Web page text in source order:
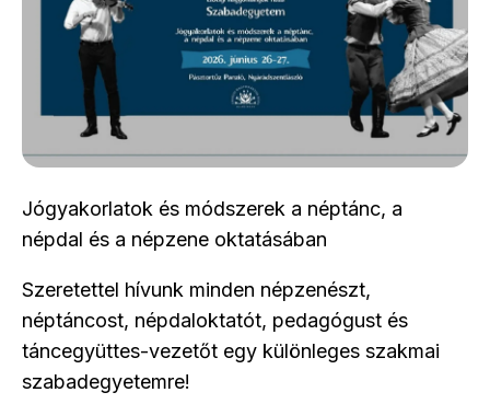
Jógyakorlatok és módszerek a néptánc, a
népdal és a népzene oktatásában
Szeretettel hívunk minden népzenészt,
néptáncost, népdaloktatót, pedagógust és
táncegyüttes-vezetőt egy különleges szakmai
szabadegyetemre!